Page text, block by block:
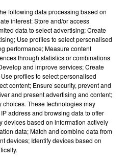
sec)
l'Aude
following data processing based on
interest: Store and/or access
data to select advertising; Create
Use profiles to select personalised
performance; Measure content
through statistics or combinations
and improve services; Create
profiles to select personalised
content; Ensure security, prevent and
and present advertising and content;
These technologies may
address and browsing data to offer
devices based on information actively
data; Match and combine data from
devices; Identify devices based on